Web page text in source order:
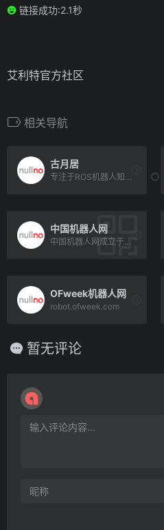
链接成功:2.1秒
艾利特官方社区
相关导航
古月居
专注于ROS机器人知识分享的社区，提供专业的ROS机器人博客教程、系统的ROS机器人视频课程及项目仿真实践
中国机器人网
中国机器人网成立于2008年，是中国最早的机器人门户网站。隶属于中国机电一体化技术应用协会，是中国机器人领域网[…]
OFweek机器人网
robot.ofweek.com
暂无评论